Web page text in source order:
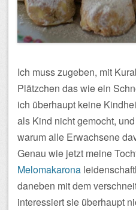
Ich muss zugeben, mit
Plätzchen das wie ein
ich überhaupt keine
als Kind nicht gemocht,
warum alle Erwachsene
Genau wie jetzt meine
Melomakarona
daneben mit dem
interessiert sie überhaupt